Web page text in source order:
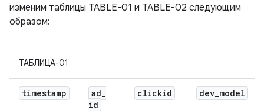
изменим таблицы TABLE-01 и TABLE-02 следующим
образом:
ТАБЛИЦА-01
timestamp ad_
id
clickid dev_model